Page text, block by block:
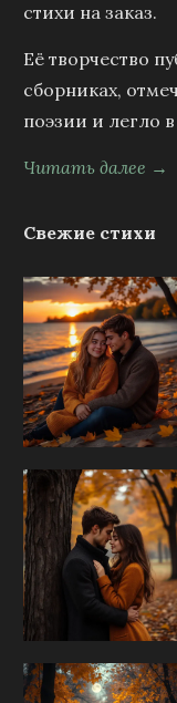
стихи на заказ.
Её творчество
сборниках,
поэзии и легло
Читать далее →
Свежие стихи